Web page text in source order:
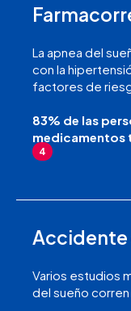
La apnea del
con la
factores de
83% de las
medicamentos
4
Accidente
Varios estudios
del sueño corren